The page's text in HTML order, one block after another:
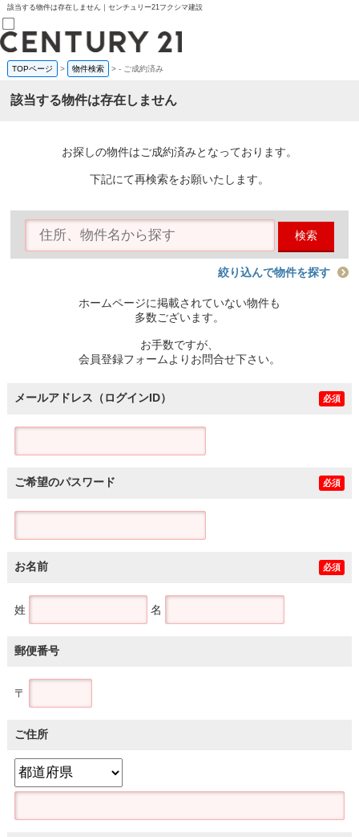
該当する物件は存在しません｜センチュリー21フクシマ建設
売買部
0120-800-844
賃貸部
会員メニュー
物件を探す
購入TOP
条件から探す
住宅ローン控除シミュレータ
TOPページ > 物件検索 >- ご成約済み
該当する物件は存在しません
お探しの物件はご成約済みとなっております。
下記にて再検索をお願いたします。
検索
絞り込んで物件を探す
ホームページに掲載されていない物件も
多数ございます。
お手数ですが、
会員登録フォームよりお問合せ下さい。
メールアドレス（ログインID） 必須
ご希望のパスワード 必須
お名前 必須
姓 名
郵便番号
〒
ご住所